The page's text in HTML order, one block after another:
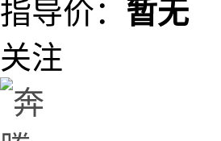
指导价： 暂无
关注